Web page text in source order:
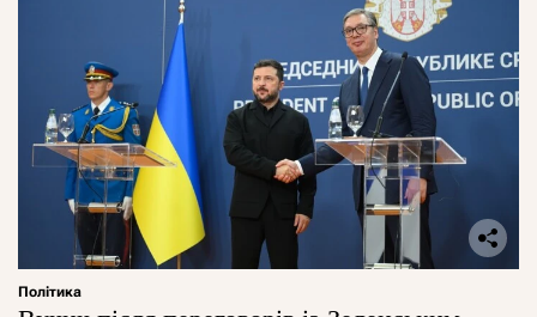
Політика